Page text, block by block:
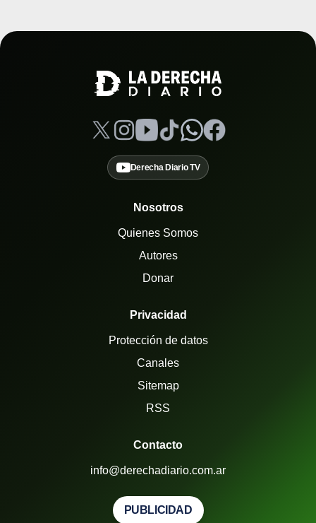
Derecha Diario TV
Nosotros
Quienes Somos
Autores
Donar
Privacidad
Protección de datos
Canales
Sitemap
RSS
Contacto
info@derechadiario.com.ar
PUBLICIDAD